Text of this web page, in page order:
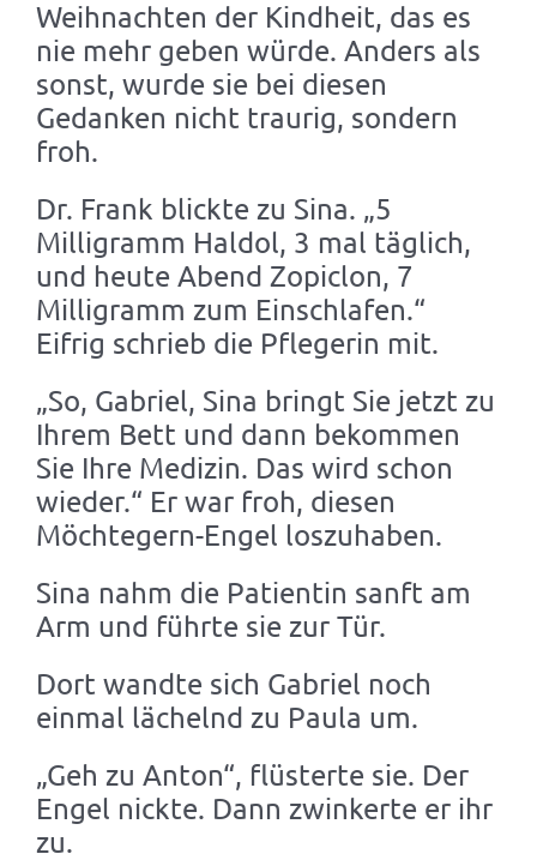
Weihnachten der Kindheit, das es
nie mehr geben würde. Anders als
sonst, wurde sie bei diesen
Gedanken nicht traurig, sondern
froh.
Dr. Frank blickte zu Sina. „5
Milligramm Haldol, 3 mal täglich,
und heute Abend Zopiclon, 7
Milligramm zum Einschlafen.“
Eifrig schrieb die Pflegerin mit.
„So, Gabriel, Sina bringt Sie jetzt zu
Ihrem Bett und dann bekommen
Sie Ihre Medizin. Das wird schon
wieder.“ Er war froh, diesen
Möchtegern-Engel loszuhaben.
Sina nahm die Patientin sanft am
Arm und führte sie zur Tür.
Dort wandte sich Gabriel noch
einmal lächelnd zu Paula um.
„Geh zu Anton“, flüsterte sie. Der
Engel nickte. Dann zwinkerte er ihr
zu.